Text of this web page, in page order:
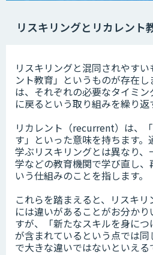
リスキリングとリカレント
リスキリングと混同されやす
ント教育」というものが存在
は、それぞれの必要なタイミ
に戻るという取り組みを繰り返
リカレント（recurrent）は、
す」といった意味を持ちます
学ぶリスキリングとは異なり
学などの教育機関で学び直し
いう仕組みのことを指します。
これらを踏まえると、リスキ
には違いがあることがお分か
すが、「新たなスキルを身に
が含まれているという点では
で大きな違いではないといえる